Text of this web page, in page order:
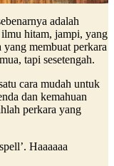
adalah
ilmu hitam, jampi, yang
membuat perkara
tapi sesetengah.
cara mudah untuk
dan kemahuan
perkara yang
Haaaaaa